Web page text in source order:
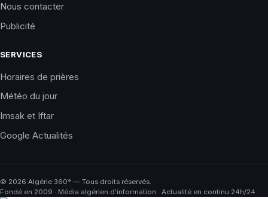
Nous contacter
Publicité
SERVICES
Horaires de prières
Météo du jour
Imsak et Iftar
Google Actualités
© 2026 Algérie 360° — Tous droits réservés.
Fondé en 2009 · Média algérien d'information · Actualité en continu 24h/24